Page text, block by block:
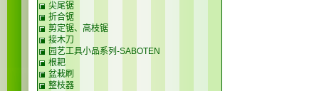
尖尾锯
折合锯
剪定锯、高枝锯
接木刀
园艺工具小品系列-SABOTEN
根耙
盆栽刷
整枝器